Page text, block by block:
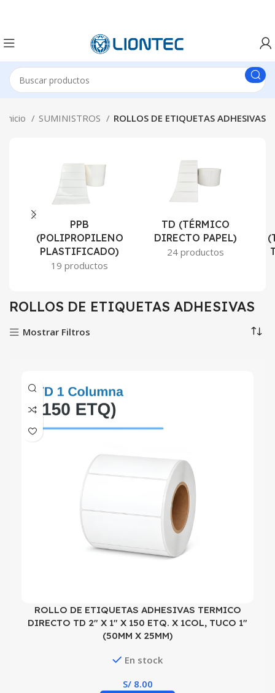
Inicio SUMINISTROS ROLLOS DE ETIQUETAS ADHESIVAS
PPB
(POLIPROPILENO
PLASTIFICADO)
19 productos
TD (TÉRMICO
DIRECTO PAPEL)
24 productos
ROLLOS DE ETIQUETAS ADHESIVAS
Mostrar Filtros
ROLLO DE ETIQUETAS ADHESIVAS TERMICO
DIRECTO TD 2″ X 1″ X 150 ETQ. X 1COL, TUCO 1″
(50MM X 25MM)
En stock
S/8.00